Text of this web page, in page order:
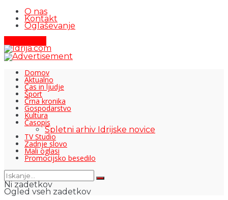
O nas
Kontakt
Oglaševanje
Domov
Aktualno
Čas in ljudje
Šport
Črna kronika
Gospodarstvo
Kultura
Časopis
Spletni arhiv Idrijske novice
TV Studio
Zadnje slovo
Mali oglasi
Promocijsko besedilo
Ni zadetkov
Ogled vseh zadetkov